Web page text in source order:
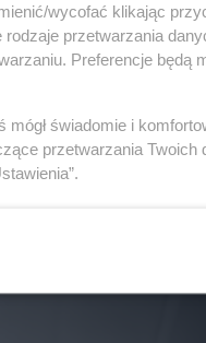
prestiżowej gali
w Polsce będzie
debiut
Lawrance w
jest marka Dr Irena
Un Certain Regard
przyjęta przez
do Oscara.
wycofać klikając
rodzaje przetwarzania
Preferencje będą
świadomie i
przetwarzania